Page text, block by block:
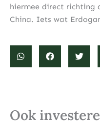
hiermee direct richting
China. Iets wat
Ook